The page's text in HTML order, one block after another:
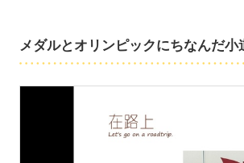
メダルとオリンピックにちなんだ小